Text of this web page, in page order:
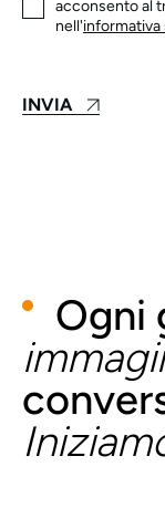
acconsento al
nell'
Ogni